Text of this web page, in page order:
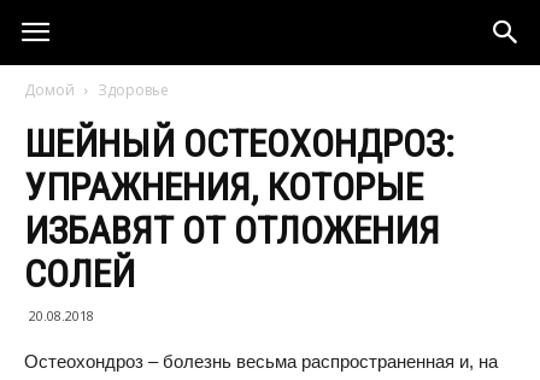
Домой Здоровье
ШЕЙНЫЙ ОСТЕОХОНДРОЗ:
УПРАЖНЕНИЯ, КОТОРЫЕ
ИЗБАВЯТ ОТ ОТЛОЖЕНИЯ
СОЛЕЙ
20.08.2018
Остеохондроз – болезнь весьма распространенная и, на